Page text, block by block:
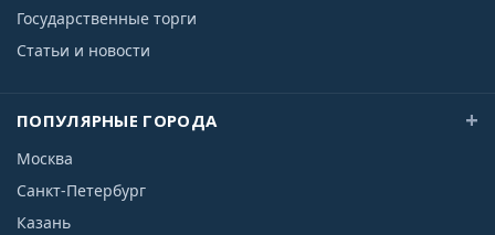
Государственные торги
Статьи и новости
ПОПУЛЯРНЫЕ ГОРОДА
Москва
Санкт-Петербург
Казань